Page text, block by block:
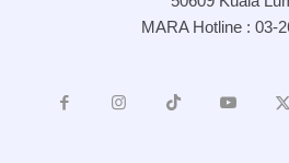
MARA Hotline : 03-